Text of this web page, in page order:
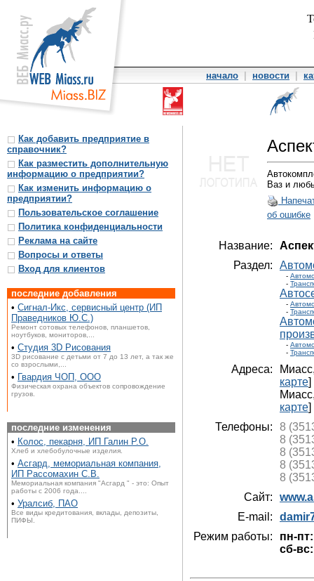
начало новости
Как добавить предприятие в
справочник?
Как разместить дополнительную
информацию о предприятии?
Как изменить информацию о
предприятии?
Пользовательское соглашение
Политика конфиденциальности
Реклама на сайте
Вопросы и ответы
Вход для клиентов
последние добавления
• Сигнал-Икс, сервисный центр (ИП
Праведников Ю.С.)
Ремонт сотовых телефонов, планшетов,
ноутбуков, мониторов,...
• Студия 3D Рисования
3D рисование с детьми от 7 до 13 лет, а так же
со взрослыми,...
• Гвардия ЧОП, ООО
Физическая охрана объектов сопровождение
грузов.
последние изменения
• Колос, пекарня, ИП Галин Р.О.
Хлеб и хлебобулочные изделия.
• Асгард, мемориальная компания,
ИП Рассомахин С.В.
Мемориальная компания "Асгард " - это: Опыт
работы с 2006 года....
• Уралсиб, ПАО
Все виды кредитования, вклады, депозиты,
ПИФЫ.
Ваз и
об ошибке
Название:
Раздел:
-
-
-
-
-
-
Адреса:
карте]
карте]
Телефоны:
8
8
8
8
8
Сайт:
E-mail:
Режим работы:
пн-
сб-